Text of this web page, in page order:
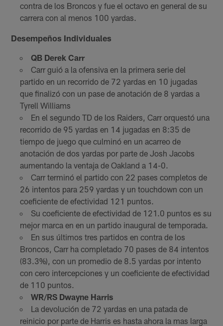
contra de los Broncos y fue el octavo en general de su
carrera con al menos 100 yardas.
Desempeños Individuales
QB Derek Carr
Carr guió a la ofensiva en la primera serie del
partido en un recorrido de 72 yardas en 10 jugadas
que finalizó con un pase de anotación de 8 yardas a
Tyrell Williams
En el segundo TD de los Raiders, Carr orquestó una
recorrido de 95 yardas en 14 jugadas en 8:35 de
tiempo de juego que culminó en un acarreo de
anotación de dos yardas por parte de Josh Jacobs
aumentando la ventaja de Oakland a 14-0.
Carr terminó el partido con 22 pases completos de
26 intentos para 259 yardas y un touchdown con un
coeficiente de efectividad 121 puntos.
Su coeficiente de efectividad de 121.0 puntos es su
mejor marca en en un partido inaugural de temporada.
En sus últimos tres partidos en contra de los
Broncos, Carr ha completado 70 pases de 84 intentos
(83.3%), con un promedio de 8.5 yardas por intento
con cero intercepciones y un coeficiente de efectividad
de 110 puntos.
WR/RS Dwayne Harris
La devolución de 72 yardas en una patada de
reinicio por parte de Harris es hasta ahora la mas larga